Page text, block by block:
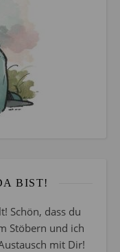
BIST!
Schön, dass du
Stöbern und ich
mit Dir!